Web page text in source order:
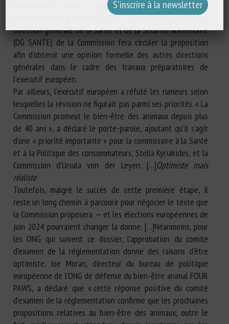
Commission aura adopté l’initiative politique
correspondante ». Avec le feu vert du comité de contrôle, la
direction générale de la Santé et de la Sécurité alimentaire
(DG SANTE) de la Commission fera circuler la proposition
afin d’obtenir une opinion formelle des autres directions
générales dans le cadre des travaux préparatoires de
l’exécutif européen.
Par ailleurs, l’exécutif européen a réfuté les rumeurs selon
lesquelles la révision ne figurait pas parmi ses priorités. « La
Commission promeut le bien-être des animaux depuis plus
de 40 ans », a déclaré le porte-parole, ajoutant qu’il s’agit
d’une « priorité importante » pour la commissaire à la Santé
et à la Politique des consommateurs, Stella Kyriakides, et la
Commission d’Ursula von der Leyen. […]Optimiste mais
réaliste
Toutefois, malgré le succès de cette première étape, il
reste un long chemin à parcourir pour négocier le texte que
la Commission proposera — et les élections européennes de
juin 2024 pourraient changer la donne. […]Néanmoins, pour
les ONG qui suivent ce dossier, l’approbation du comité
d’examen de la réglementation donne des raisons d’être
optimiste. Joe Moran, directeur du bureau de politique
européenne de l’ONG de défense du bien-être animal FOUR
PAWS, a déclaré que « cette réponse positive du comité
d’examen de la réglementation confirme que les prochaines
propositions relatives au bien-être des animaux, outre le